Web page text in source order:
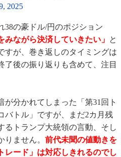
2025
の豪ドル/円のポジション
みながら決済していきたい」 と
すが、巻き返しのタイミングは
了後の振り返りも含めて、注目
分かれてしまった「第31回ト
バトル」ですが、まだ2カ月残
るトランプ大統領の言動、そし
ません。 前代未聞の値動きを
レード」は対応しきれるのでし